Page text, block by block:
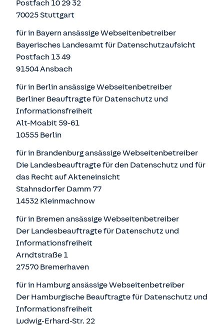
Postfach 10 29 32
70025 Stuttgart
für in Bayern ansässige Webseitenbetreiber
Bayerisches Landesamt für Datenschutzaufsicht
Postfach 13 49
91504 Ansbach
für in Berlin ansässige Webseitenbetreiber
Berliner Beauftragte für Datenschutz und
Informationsfreiheit
Alt-Moabit 59-61
10555 Berlin
für in Brandenburg ansässige Webseitenbetreiber
Die Landesbeauftragte für den Datenschutz und für
das Recht auf Akteneinsicht
Stahnsdorfer Damm 77
14532 Kleinmachnow
für in Bremen ansässige Webseitenbetreiber
Der Landesbeauftragte für Datenschutz und
Informationsfreiheit
Arndtstraße 1
27570 Bremerhaven
für in Hamburg ansässige Webseitenbetreiber
Der Hamburgische Beauftragte für Datenschutz und
Informationsfreiheit
Ludwig-Erhard-Str. 22